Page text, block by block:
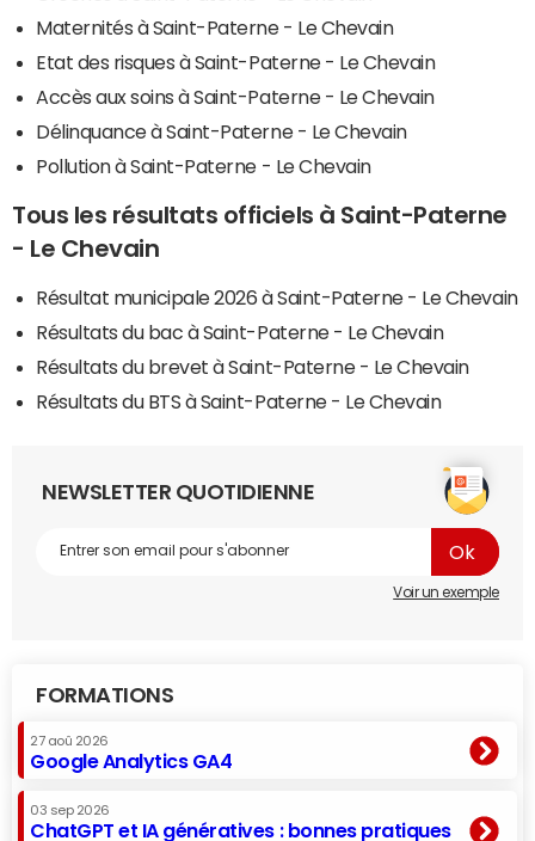
Maternités à Saint-Paterne - Le Chevain
Etat des risques à Saint-Paterne - Le Chevain
Accès aux soins à Saint-Paterne - Le Chevain
Délinquance à Saint-Paterne - Le Chevain
Pollution à Saint-Paterne - Le Chevain
Tous les résultats officiels à Saint-Paterne
- Le Chevain
Résultat municipale 2026 à Saint-Paterne - Le Chevain
Résultats du bac à Saint-Paterne - Le Chevain
Résultats du brevet à Saint-Paterne - Le Chevain
Résultats du BTS à Saint-Paterne - Le Chevain
NEWSLETTER QUOTIDIENNE
Voir un exemple
FORMATIONS
27 aoû 2026
Google Analytics GA4
03 sep 2026
ChatGPT et IA génératives : bonnes pratiques